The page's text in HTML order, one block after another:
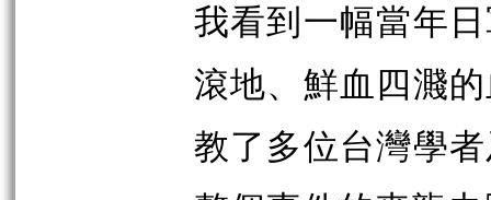
我看到一幅當年
滾地、鮮血四濺
教了多位台灣學